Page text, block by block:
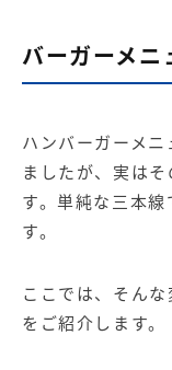
バーガーメニ
ハンバーガーメ
ましたが、実は
す。単純な三本
す。
ここでは、そん
をご紹介します。